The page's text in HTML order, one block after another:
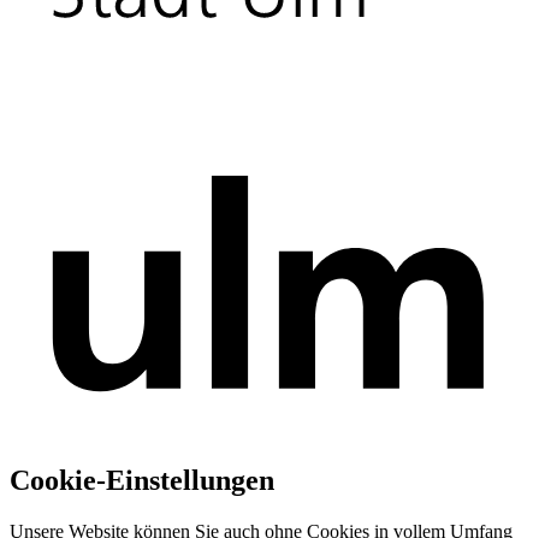
Cookie-Einstellungen
Unsere Website können Sie auch ohne Cookies in vollem Umfang